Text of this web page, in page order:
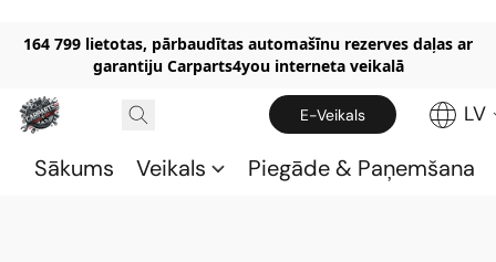
164 799 lietotas, pārbaudītas automašīnu rezerves daļas ar
garantiju Carparts4you interneta veikalā
E-Veikals LV
Sākums Veikals Piegāde & Paņemšana